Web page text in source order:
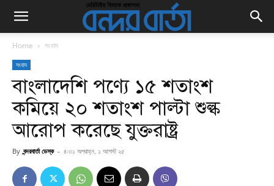
Home সংবাদ
সংবাদ
বাংলাদেশি পণ্যে ১৫ শতাংশ
কমিয়ে ২০ শতাংশ পাল্টা শুল্ক
আরোপ করেছে যুক্তরাষ্ট্র
By বন্দরবার্তা ডেস্ক - ৪:৩১ অপরাহ্ন, ১ আগস্ট ২৫